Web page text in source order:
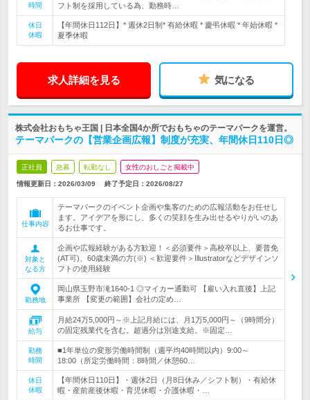
時間
フト制を採用している為、勤務時…
休日
休暇
【年間休日112日】* 週休2日制* 有給休暇 * 慶弔休暇 * 年始休暇 *
夏季休暇
求人詳細を見る 気になる
株式会社おもちゃ王国 | 日本全国4か所でおもちゃのテーマパークを運営。
テーマパークの【営業企画広報】制度が充実、年間休日110日◎
正社員 急募 転勤なし 女性のおしごと掲載中
情報更新日：2026/03/09 終了予定日： 2026/08/27
仕事内容
テーマパークのイベント企画や集客のための広報活動をお任せし
ます。アイデアを形にし、多くの笑顔を生み出せるやりがいのあ
るお仕事です。
対象と
なる方
企画や広報経験がある方歓迎！＜必須要件＞高校卒以上、要普免
(AT可)、60歳未満の方(※) ＜歓迎要件＞Illustratorなどデザインソ
フトの使用経験
勤務地
岡山県玉野市滝1640-1 ◎マイカー通勤可 【雇い入れ直後】上記
事業所 【変更の範囲】会社の定め…
給与
月給24万5,000円～※上記月給には、月1万5,000円～（9時間分）
の固定残業代を含む。超過分は別途支給。※固定…
勤務
時間
■1年単位の変形労働時間制（週平均40時間以内）9:00～
18:00（所定労働時間：8時間／休憩60…
休日
休暇
【年間休日110日】・週休2日（月8日休み／シフト制）・有給休
暇・産前産後休暇・育児休暇・介護休暇・…